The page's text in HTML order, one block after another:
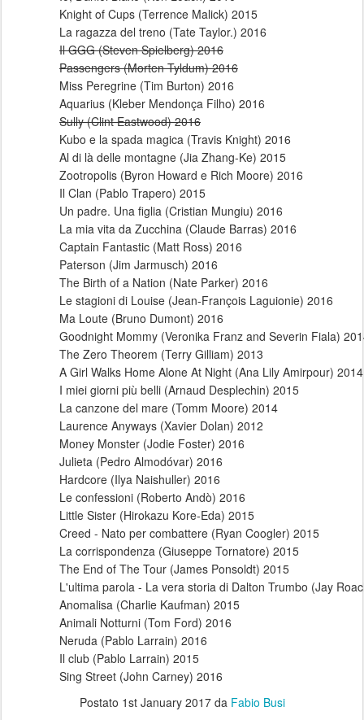
Knight of Cups (Terrence Malick) 2015
La ragazza del treno (Tate Taylor.) 2016
Il GGG (Steven Spielberg) 2016
Passengers (Morten Tyldum) 2016
Miss Peregrine (Tim Burton) 2016
Aquarius (Kleber Mendonça Filho) 2016
Sully (Clint Eastwood) 2016
Kubo e la spada magica (Travis Knight) 2016
Al di là delle montagne (Jia Zhang-Ke) 2015
Zootropolis (Byron Howard e Rich Moore) 2016
Il Clan (Pablo Trapero) 2015
Un padre. Una figlia (Cristian Mungiu) 2016
La mia vita da Zucchina (Claude Barras) 2016
Captain Fantastic (Matt Ross) 2016
Paterson (Jim Jarmusch) 2016
The Birth of a Nation (Nate Parker) 2016
Le stagioni di Louise (Jean-François Laguionie) 2016
Ma Loute (Bruno Dumont) 2016
Goodnight Mommy (Veronika Franz and Severin Fiala)
The Zero Theorem (Terry Gilliam) 2013
A Girl Walks Home Alone At Night (Ana Lily Amirpour) 2014
I miei giorni più belli (Arnaud Desplechin) 2015
La canzone del mare (Tomm Moore) 2014
Laurence Anyways (Xavier Dolan) 2012
Money Monster (Jodie Foster) 2016
Julieta (Pedro Almodóvar) 2016
Hardcore (Ilya Naishuller) 2016
Le confessioni (Roberto Andò) 2016
Little Sister (Hirokazu Kore-Eda) 2015
Creed - Nato per combattere (Ryan Coogler) 2015
La corrispondenza (Giuseppe Tornatore) 2015
The End of The Tour (James Ponsoldt) 2015
L'ultima parola - La vera storia di Dalton Trumbo (Jay
Anomalisa (Charlie Kaufman) 2015
Animali Notturni (Tom Ford) 2016
Neruda (Pablo Larrain) 2016
Il club (Pablo Larrain) 2015
Sing Street (John Carney) 2016
Postato 1st January 2017da Fabio Busi